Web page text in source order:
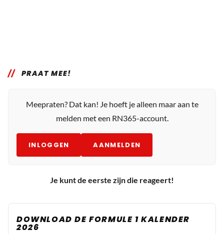
PRAAT MEE!
Meepraten? Dat kan! Je hoeft je alleen maar aan te
melden met een RN365-account.
INLOGGEN AANMELDEN
Je kunt de eerste zijn die reageert!
DOWNLOAD DE FORMULE 1 KALENDER
2026